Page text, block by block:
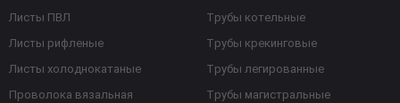
Листы ПВЛ
Листы рифленые
Листы холоднокатаные
Проволока вязальная
Трубы котельные
Трубы крекинговые
Трубы легированные
Трубы магистральные